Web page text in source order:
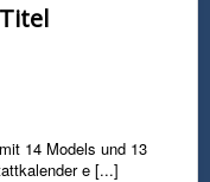
14 Models und 13
e [...]